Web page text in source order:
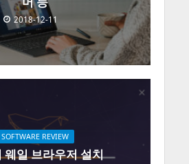
2018-12-11
SOFTWARE REVIEW
웨일 브라우저 설치